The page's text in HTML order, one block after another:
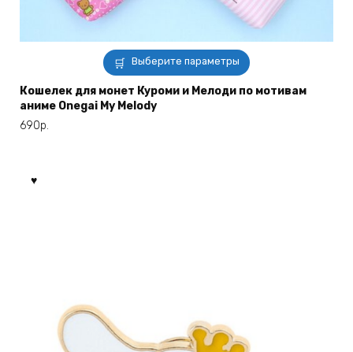
Выберите параметры
Этот
товар
имеет
Кошелек для монет Куроми и Мелоди по мотивам
аниме Onegai My Melody
690р.